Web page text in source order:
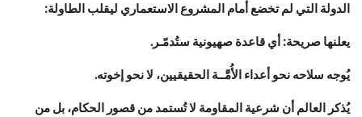
الدولة التي لم تخضع أمام المشروع الاستعماري ليقلب الطاولة:
يعلنها صريحة: أي قاعدة صهيونية ستُدمّـر.
يُوجه سلاحه نحو أعداء الأُمَّــة الحقيقيين، لا نحو إخوته.
يُذكر العالم أن شرعية المقاومة لا تُستمد من قصور الحكام، بل من